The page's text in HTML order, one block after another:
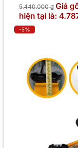
5.440.000₫ Giá
hiện tại là:
-5%